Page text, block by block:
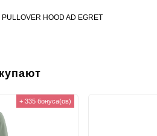
HOOD AD EGRET
+ 335 бонуса(ов)